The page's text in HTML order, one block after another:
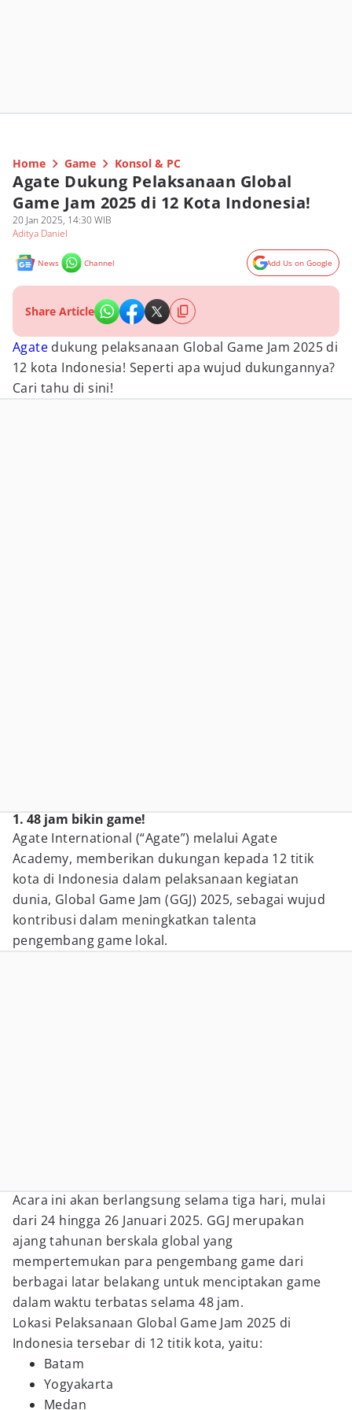
Home Game Konsol & PC
Agate Dukung Pelaksanaan Global
Game Jam 2025 di 12 Kota Indonesia!
20 Jan 2025, 14:30 WIB
Aditya Daniel
News Channel Add Us on Google
Share Article
Agate dukung pelaksanaan Global Game Jam 2025 di
12 kota Indonesia! Seperti apa wujud dukungannya?
Cari tahu di sini!
1. 48 jam bikin game!
Agate International (“Agate”) melalui Agate
Academy, memberikan dukungan kepada 12 titik
kota di Indonesia dalam pelaksanaan kegiatan
dunia, Global Game Jam (GGJ) 2025, sebagai wujud
kontribusi dalam meningkatkan talenta
pengembang game lokal.
Acara ini akan berlangsung selama tiga hari, mulai
dari 24 hingga 26 Januari 2025. GGJ merupakan
ajang tahunan berskala global yang
mempertemukan para pengembang game dari
berbagai latar belakang untuk menciptakan game
dalam waktu terbatas selama 48 jam.
Lokasi Pelaksanaan Global Game Jam 2025 di
Indonesia tersebar di 12 titik kota, yaitu:
Batam
Yogyakarta
Medan